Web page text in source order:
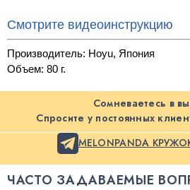
Смотрите видеоинструкцию
Производитель: Hoyu, Япония
Объем: 80 г.
Сомневаетесь в
Спросите у постоянных
MELONPANDA
ЧАСТО ЗАДАВАЕМЫЕ